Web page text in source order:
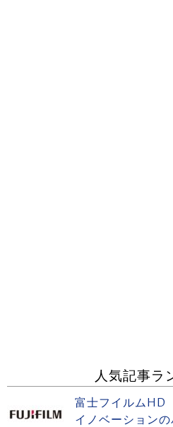
人気記事ラ
富士フイルムHD
イノベーション